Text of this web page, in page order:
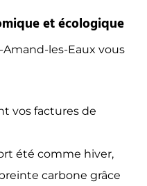
et écologique
Amand-les-Eaux vous
vos factures de
été comme hiver,
carbone grâce